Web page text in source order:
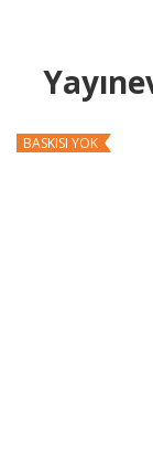
BASKISI YOK